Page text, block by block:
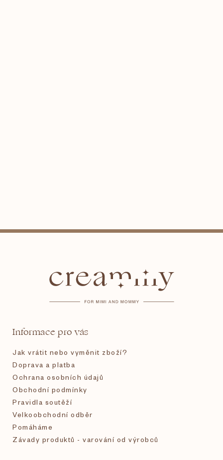
Informace pro vás
Jak vrátit nebo vyměnit zboží?
Doprava a platba
Ochrana osobních údajů
Obchodní podmínky
Pravidla soutěží
Velkoobchodní odběr
Pomáháme
Závady produktů - varování od výrobců